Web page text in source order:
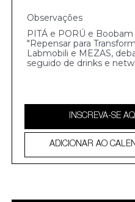
PITÁ e PORÚ e
"Repensar para
Labmobili e MEZAS,
seguido de drinks e
INSCREVA-SE
ADICIONAR AO